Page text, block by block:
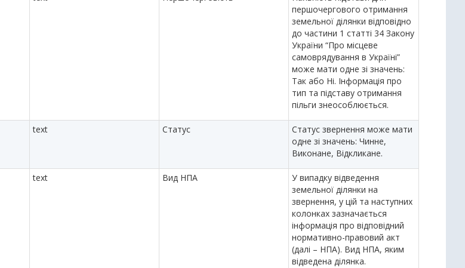
першочергового отримання
земельної ділянки відповідно
до частини 1 статті 34 Закону
України “Про місцеве
самоврядування в Україні”
може мати одне зі значень:
Так або Ні. Інформація про
тип та підставу отримання
пільги знеособлюється.
text Статус
Статус звернення може мати
одне зі значень: Чинне,
Виконане, Відкликане.
text Вид НПА
У випадку відведення
земельної ділянки на
звернення, у цій та наступних
колонках зазначається
інформація про відповідний
нормативно-правовий акт
(далі – НПА). Вид НПА, яким
відведена ділянка.